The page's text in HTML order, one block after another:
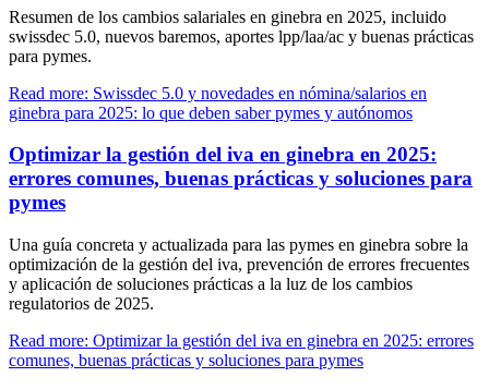
Resumen de los cambios salariales en ginebra en 2025, incluido
swissdec 5.0, nuevos baremos, aportes lpp/laa/ac y buenas prácticas
para pymes.
Read more: Swissdec 5.0 y novedades en nómina/salarios en
ginebra para 2025: lo que deben saber pymes y autónomos
Optimizar la gestión del iva en ginebra en 2025:
errores comunes, buenas prácticas y soluciones para
pymes
Una guía concreta y actualizada para las pymes en ginebra sobre la
optimización de la gestión del iva, prevención de errores frecuentes
y aplicación de soluciones prácticas a la luz de los cambios
regulatorios de 2025.
Read more: Optimizar la gestión del iva en ginebra en 2025: errores
comunes, buenas prácticas y soluciones para pymes